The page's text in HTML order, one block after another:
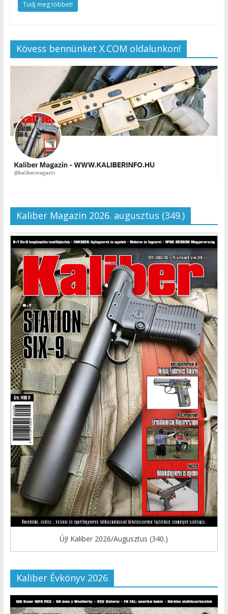
Tudj meg többet!
Kövess bennünket X.COM oldalunkon!
Kaliber Magazin 2026. augusztus (349.)
ÚJ! Kaliber 2026/Augusztus (340.)
Kaliber Évkönyv 2026